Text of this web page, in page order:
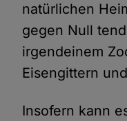
natürlichen
gegen Null
irgendeinem
Eisengittern
Insofern kann